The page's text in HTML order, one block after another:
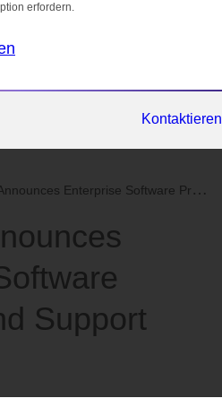
erfordern.
Kontaktieren
Enterprise Software Products and Support...
Support